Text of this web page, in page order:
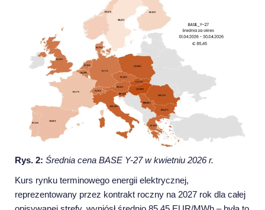
Rys. 2: Średnia cena BASE Y-27 w kwietniu 2026 r.
Kurs rynku terminowego energii elektrycznej,
reprezentowany przez kontrakt roczny na 2027 rok dla całej